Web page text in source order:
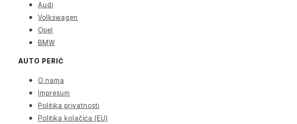
Audi
Volkswagen
Opel
BMW
AUTO PERIĆ
O nama
Impresum
Politika privatnosti
Politika kolačića (EU)